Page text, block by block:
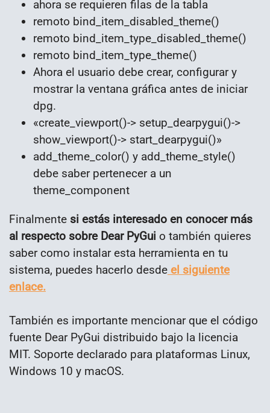
ahora se requieren filas de la tabla
remoto bind_item_disabled_theme()
remoto bind_item_type_disabled_theme()
remoto bind_item_type_theme()
Ahora el usuario debe crear, configurar y
mostrar la ventana gráfica antes de iniciar
dpg.
«create_viewport()-> setup_dearpygui()->
show_viewport()-> start_dearpygui()»
add_theme_color() y add_theme_style()
debe saber pertenecer a un
theme_component
Finalmente si estás interesado en conocer más
al respecto sobre Dear PyGui o también quieres
saber como instalar esta herramienta en tu
sistema, puedes hacerlo desde el siguiente
enlace.
También es importante mencionar que el código
fuente Dear PyGui distribuido bajo la licencia
MIT. Soporte declarado para plataformas Linux,
Windows 10 y macOS.